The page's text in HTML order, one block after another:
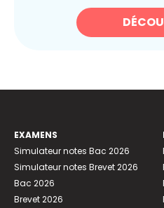
EXAMENS
Simulateur notes Bac 2026
Simulateur notes Brevet 2026
Bac 2026
Brevet 2026